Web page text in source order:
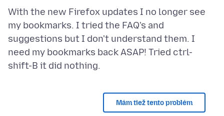
With the new Firefox updates I no longer see
my bookmarks. I tried the FAQ's and
suggestions but I don't understand them. I
need my bookmarks back ASAP! Tried ctrl-
Mám tiež tento problém